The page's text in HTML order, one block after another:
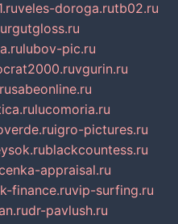
veles-doroga.rutb02.ru
lubov-pic.ru
vgurin.ru
sabeonline.ru
lucomoria.ru
igro-pictures.ru
blackcountess.ru
appraisal.ru
finance.ruvip-surfing.ru
dr-pavlush.ru